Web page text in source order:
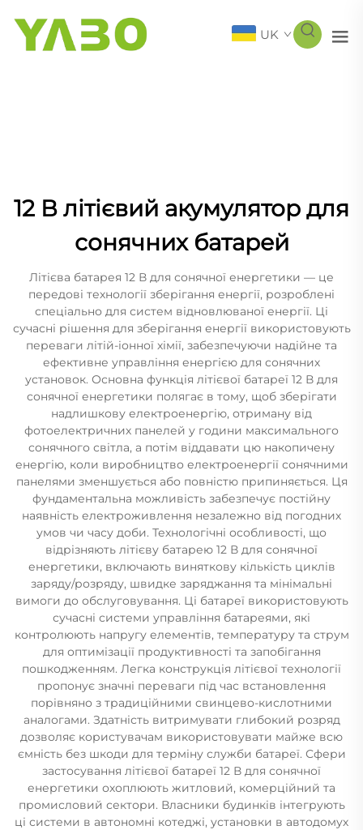
UK
12 В літієвий акумулятор для
сонячних батарей
Літієва батарея 12 В для сонячної енергетики — це
передові технології зберігання енергії, розроблені
спеціально для систем відновлюваної енергії. Ці
сучасні рішення для зберігання енергії використовують
переваги літій-іонної хімії, забезпечуючи надійне та
ефективне управління енергією для сонячних
установок. Основна функція літієвої батареї 12 В для
сонячної енергетики полягає в тому, щоб зберігати
надлишкову електроенергію, отриману від
фотоелектричних панелей у години максимального
сонячного світла, а потім віддавати цю накопичену
енергію, коли виробництво електроенергії сонячними
панелями зменшується або повністю припиняється. Ця
фундаментальна можливість забезпечує постійну
наявність електроживлення незалежно від погодних
умов чи часу доби. Технологічні особливості, що
відрізняють літієву батарею 12 В для сонячної
енергетики, включають виняткову кількість циклів
заряду/розряду, швидке заряджання та мінімальні
вимоги до обслуговування. Ці батареї використовують
сучасні системи управління батареями, які
контролюють напругу елементів, температуру та струм
для оптимізації продуктивності та запобігання
пошкодженням. Легка конструкція літієвої технології
пропонує значні переваги під час встановлення
порівняно з традиційними свинцево-кислотними
аналогами. Здатність витримувати глибокий розряд
дозволяє користувачам використовувати майже всю
ємність без шкоди для терміну служби батареї. Сфери
застосування літієвої батареї 12 В для сонячної
енергетики охоплюють житловий, комерційний та
промисловий сектори. Власники будинків інтегрують
ці системи в автономні котеджі, установки в автодомух